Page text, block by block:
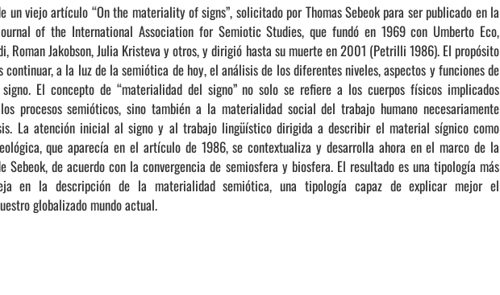
un viejo artículo “On the materiality of signs”, solicitado por Thomas Sebeok para ser publicado en la
of the International Association for Semiotic Studies, que fundó en 1969 con Umberto Eco,
Roman Jakobson, Julia Kristeva y otros, y dirigió hasta su muerte en 2001 (Petrilli 1986). El propósito
continuar, a la luz de la semiótica de hoy, el análisis de los diferentes niveles, aspectos y funciones de
El concepto de “materialidad del signo” no solo se refiere a los cuerpos físicos implicados
procesos semióticos, sino también a la materialidad social del trabajo humano necesariamente
La atención inicial al signo y al trabajo lingüístico dirigida a describir el material sígnico como
que aparecía en el artículo de 1986, se contextualiza y desarrolla ahora en el marco de la
Sebeok, de acuerdo con la convergencia de semiosfera y biosfera. El resultado es una tipología más
en la descripción de la materialidad semiótica, una tipología capaz de explicar mejor el
globalizado mundo actual.